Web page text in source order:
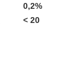
0,2%
< 20